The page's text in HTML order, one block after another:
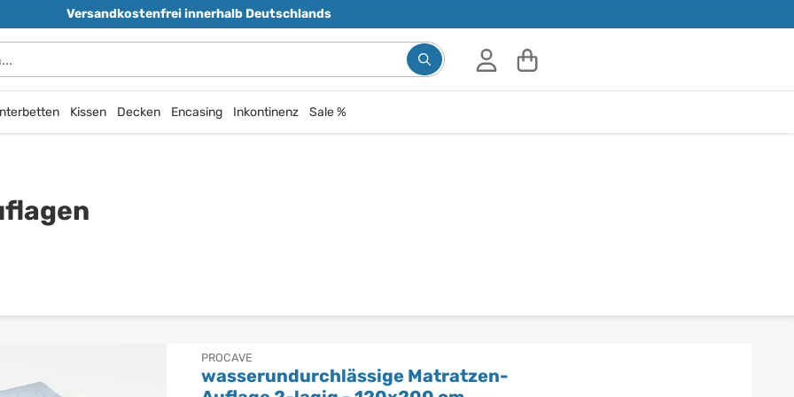
Versandkostenfrei innerhalb Deutschlands
Suchbegriff eingeben, Vorschläge erscheinen während
Kissen Decken Encasing Inkontinenz Sale %
PROCAVE
wasserundurchlässige Matratzen-